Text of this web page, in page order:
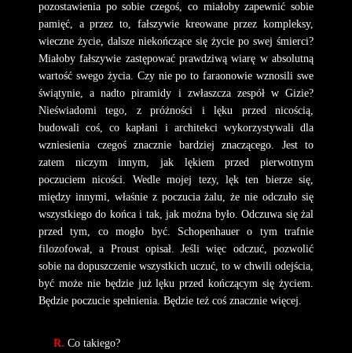
pozostawienia po sobie czegoś, co miałoby zapewnić sobie
pamięć, a przez to, fałszywie kreowane przez kompleksy,
wieczne życie, dalsze niekończące się życie po swej śmierci?
Miałoby fałszywie zastępować prawdziwą wiarę w absolutną
wartość swego życia. Czy nie po to faraonowie wznosili swe
świątynie, a nadto piramidy i zwłaszcza zespół w Gizie?
Nieświadomi tego, z próżności i lęku przed nicością,
budowali coś, co kapłani i architekci wykorzystywali dla
wzniesienia czegoś znacznie bardziej znaczącego. Jest to
zatem niczym innym, jak lękiem przed pierwotnym
poczuciem nicości. Wedle mojej tezy, lęk ten bierze się,
między innymi, właśnie z poczucia żalu, że nie odczuło się
wszystkiego do końca i tak, jak można było. Odczuwa się żal
przed tym, co mogło być. Schopenhauer o tym trafnie
filozofował, a Proust opisał. Jeśli więc odczuć, pozwolić
sobie na dopuszczenie wszystkich uczuć, to w chwili odejścia,
być może nie będzie już lęku przed kończącym się życiem.
Będzie poczucie spełnienia. Będzie też coś znacznie więcej.
R. Co takiego?